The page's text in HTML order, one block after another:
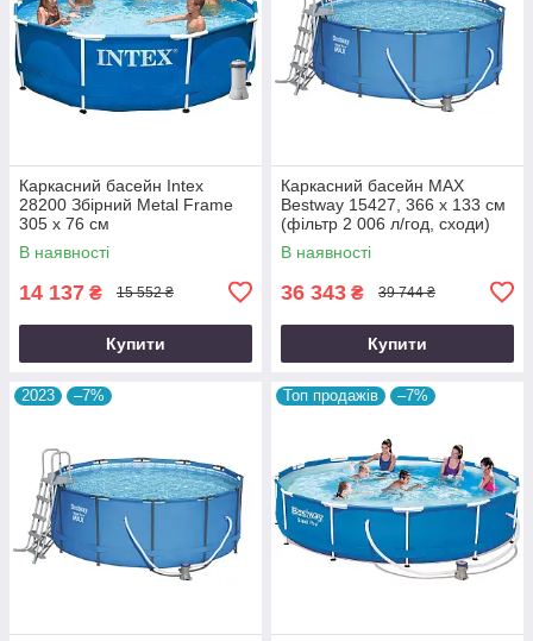
Каркасний басейн Intex
28200 Збірний Metal Frame
305 x 76 см
В наявності
14 137 ₴ 15 552 ₴
Купити
Каркасний басейн MAX
Bestway 15427, 366 х 133 см
(фільтр 2 006 л/год, сходи)
В наявності
36 343 ₴ 39 744 ₴
Купити
2023 –7% Топ продажів –7%